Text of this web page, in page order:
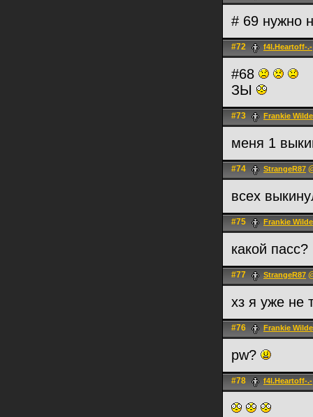
# 69 нужно
#72 f4l.Heartoff-.-
#68
ЗЫ
#73 Frankie
меня 1
#74 StrangeR87
всех
#75 Frankie
какой пасс?
#77 StrangeR87
хз я уже не
#76 Frankie
pw?
#78 f4l.Heartoff-.-